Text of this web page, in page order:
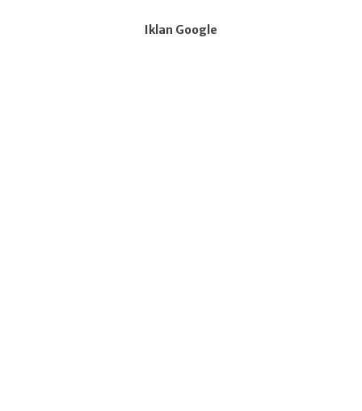
Iklan Google